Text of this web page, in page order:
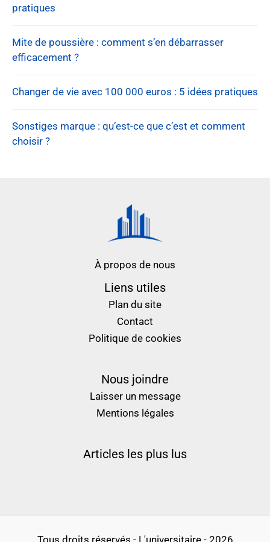
pratiques
Mite de poussière : comment s’en débarrasser
efficacement ?
Changer de vie avec 100 000 euros : 5 idées pratiques
Sonstiges marque : qu’est-ce que c’est et comment
choisir ?
À propos de nous
Liens utiles
Plan du site
Contact
Politique de cookies
Nous joindre
Laisser un message
Mentions légales
Articles les plus lus
Tous droits réservés - L'universitaire - 2026